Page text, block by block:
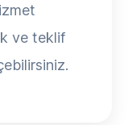
ve teklif